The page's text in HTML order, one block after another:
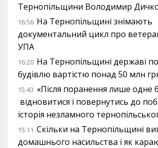
Тернопільщини Володимир
16:56 На Тернопільщині знімають
документальний цикл про
УПА
16:20 На Тернопільщині державі
будівлю вартістю понад 50 млн
15:43 «Після поранення лише одне
відновитися і повернутись до
історія незламного
15:11 Скільки на Тернопільщині
домашнього насильства і як